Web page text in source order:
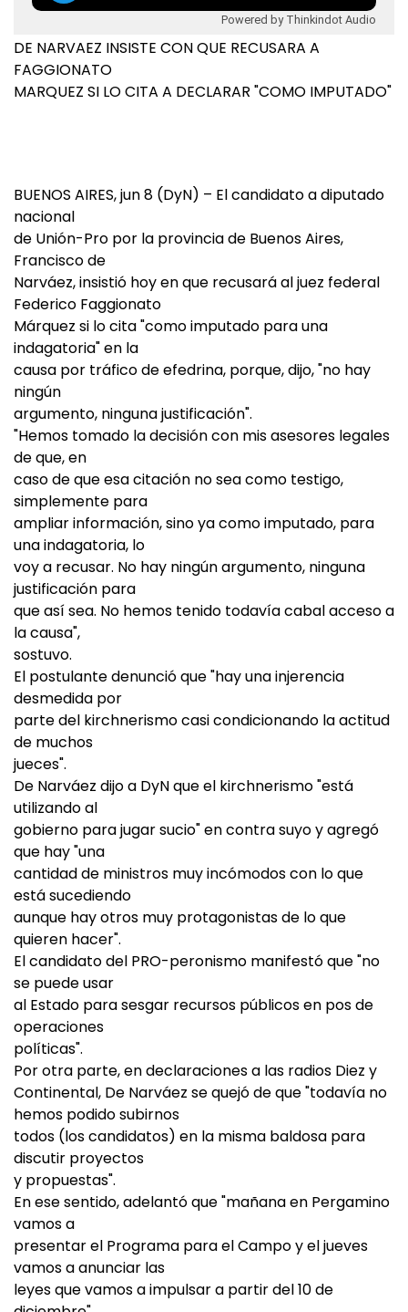
Powered by Thinkindot Audio
DE NARVAEZ INSISTE CON QUE RECUSARA A
FAGGIONATO
MARQUEZ SI LO CITA A DECLARAR "COMO IMPUTADO"
BUENOS AIRES, jun 8 (DyN) – El candidato a diputado
nacional
de Unión-Pro por la provincia de Buenos Aires,
Francisco de
Narváez, insistió hoy en que recusará al juez federal
Federico Faggionato
Márquez si lo cita "como imputado para una
indagatoria" en la
causa por tráfico de efedrina, porque, dijo, "no hay
ningún
argumento, ninguna justificación".
"Hemos tomado la decisión con mis asesores legales
de que, en
caso de que esa citación no sea como testigo,
simplemente para
ampliar información, sino ya como imputado, para
una indagatoria, lo
voy a recusar. No hay ningún argumento, ninguna
justificación para
que así sea. No hemos tenido todavía cabal acceso a
la causa",
sostuvo.
El postulante denunció que "hay una injerencia
desmedida por
parte del kirchnerismo casi condicionando la actitud
de muchos
jueces".
De Narváez dijo a DyN que el kirchnerismo "está
utilizando al
gobierno para jugar sucio" en contra suyo y agregó
que hay "una
cantidad de ministros muy incómodos con lo que
está sucediendo
aunque hay otros muy protagonistas de lo que
quieren hacer".
El candidato del PRO-peronismo manifestó que "no
se puede usar
al Estado para sesgar recursos públicos en pos de
operaciones
políticas".
Por otra parte, en declaraciones a las radios Diez y
Continental, De Narváez se quejó de que "todavía no
hemos podido subirnos
todos (los candidatos) en la misma baldosa para
discutir proyectos
y propuestas".
En ese sentido, adelantó que "mañana en Pergamino
vamos a
presentar el Programa para el Campo y el jueves
vamos a anunciar las
leyes que vamos a impulsar a partir del 10 de